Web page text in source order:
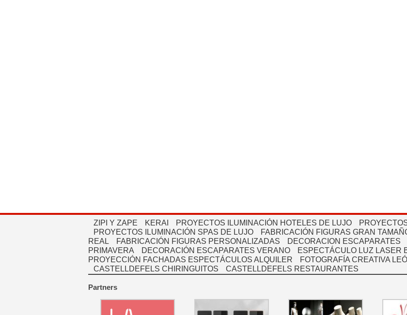
ZIPI Y ZAPE KERAI PROYECTOS ILUMINACIÓN HOTELES DE LUJO
PROYECTOS ILUMINACIÓN SPAS DE LUJO
FABRICACIÓN FIGURAS GRAN
REAL
FABRICACIÓN FIGURAS PERSONALIZADAS DECORACION ESCAPARATES
PRIMAVERA
DECORACIÓN ESCAPARATES VERANO ESPECTÁCULO LUZ LASER
PROYECCIÓN FACHADAS ESPECTÁCULOS ALQUILER
FOTOGRAFÍA CREATIVA
CASTELLDEFELS CHIRINGUITOS
CASTELLDEFELS RESTAURANTES
Partners